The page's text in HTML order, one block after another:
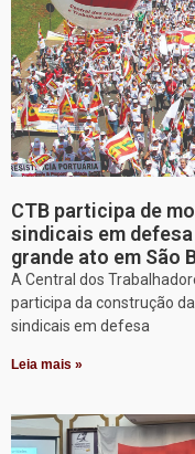
CTB participa de
sindicais em
grande ato em São
A Central dos
participa da construção
sindicais em defesa
Leia mais »